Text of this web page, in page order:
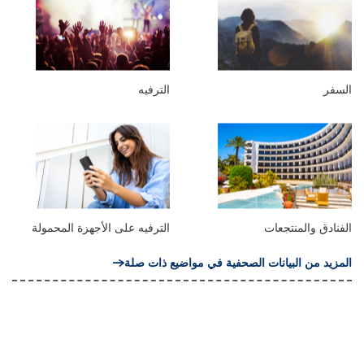
السفر الترفيه
الفنادق والمنتجعات الترفيه على الأجهزة المحمولة
المزيد من البيانات الصحفية في مواضيع ذات صلة